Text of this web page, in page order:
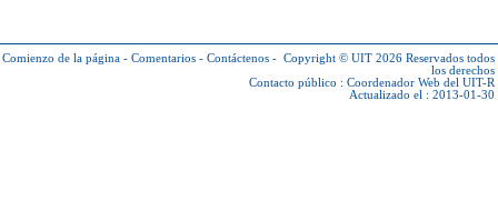
Comienzo de la página - Comentarios - Contáctenos - Copyright © UIT 2026 Reservados todos
los derechos
Contacto público : Coordenador Web del UIT-R
Actualizado el : 2013-01-30